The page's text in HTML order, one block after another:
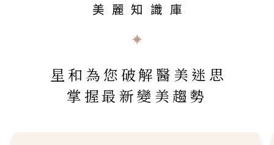
美麗知識庫
星和為您破解醫美迷思
掌握最新變美趨勢